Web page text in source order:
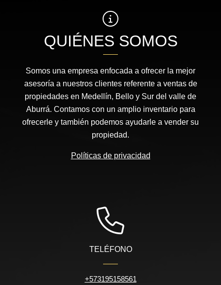
QUIÉNES SOMOS
Somos una empresa enfocada a ofrecer la mejor
asesoría a nuestros clientes referente a ventas de
propiedades en Medellín, Bello y Sur del valle de
Aburrá. Contamos con un amplio inventario para
ofrecerle y también podemos ayudarle a vender su
propiedad.
Políticas de privacidad
TELÉFONO
+573195158561